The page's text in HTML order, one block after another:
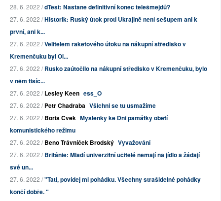
28. 6. 2022 /dTest: Nastane definitivní konec telešmejdů?
27. 6. 2022 /Historik: Ruský útok proti Ukrajině není sešupem ani k
první, ani k...
27. 6. 2022 /Velitelem raketového útoku na nákupní středisko v
Kremenčuku byl Ol...
27. 6. 2022 /Rusko zaútočilo na nákupní středisko v Kremenčuku, bylo
v něm tisíc...
27. 6. 2022 /Lesley Keen ess_O
27. 6. 2022 /Petr Chadraba Všichni se tu usmažíme
27. 6. 2022 /Boris Cvek Myšlenky ke Dni památky obětí
komunistického režimu
27. 6. 2022 /Beno Trávníček Brodský Vyvažování
27. 6. 2022 /Británie: Mladí univerzitní učitelé nemají na jídlo a žádají
své un...
27. 6. 2022 /"Tati, povídej mi pohádku. Všechny strašidelné pohádky
končí dobře. "